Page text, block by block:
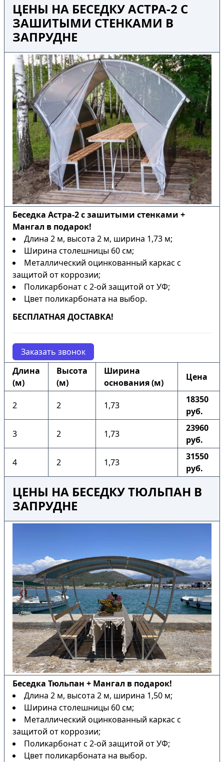
ЦЕНЫ НА БЕСЕДКУ АСТРА-2 С
ЗАШИТЫМИ СТЕНКАМИ В
ЗАПРУДНЕ
Беседка Астра-2 с зашитыми стенками +
Мангал в подарок!
Длина 2 м, высота 2 м, ширина 1,73 м;
Ширина столешницы 60 см;
Металлический оцинкованный каркас с
защитой от коррозии;
Поликарбонат с 2-ой защитой от УФ;
Цвет поликарбоната на выбор.
БЕСПЛАТНАЯ ДОСТАВКА!
Заказать звонок
Длина
(м)
Высота
(м)
Ширина
основания (м)
Цена
2 2 1,73
18350
руб.
3 2 1,73
23960
руб.
4 2 1,73
31550
руб.
ЦЕНЫ НА БЕСЕДКУ ТЮЛЬПАН В
ЗАПРУДНЕ
Беседка Тюльпан + Мангал в подарок!
Длина 2 м, высота 2 м, ширина 1,50 м;
Ширина столешницы 60 см;
Металлический оцинкованный каркас с
защитой от коррозии;
Поликарбонат с 2-ой защитой от УФ;
Цвет поликарбоната на выбор.